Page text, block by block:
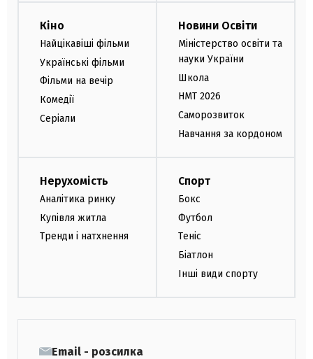
Кіно
Найцікавіші фільми
Українські фільми
Фільми на вечір
Комедії
Серіали
Новини Освіти
Міністерство освіти та
науки України
Школа
НМТ 2026
Саморозвиток
Навчання за кордоном
Нерухомість
Аналітика ринку
Купівля житла
Тренди і натхнення
Спорт
Бокс
Футбол
Теніс
Біатлон
Інші види спорту
Email - розсилка